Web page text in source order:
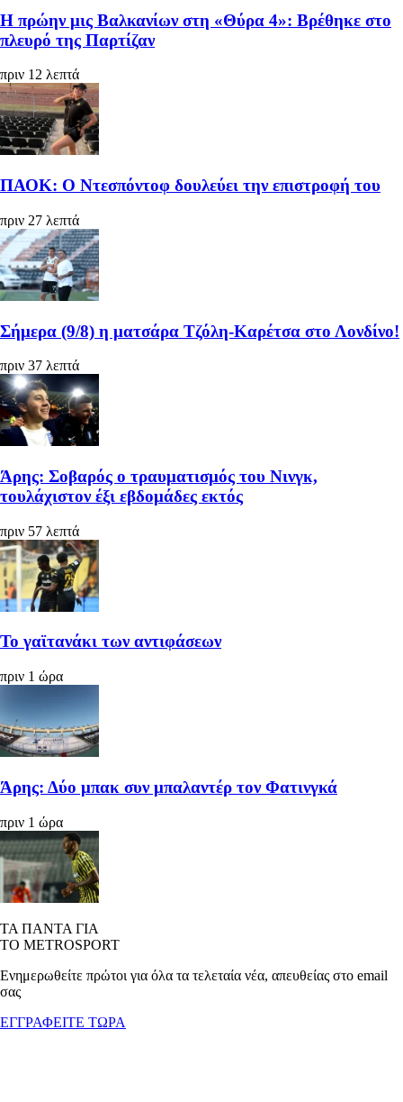
Η πρώην μις Βαλκανίων στη «Θύρα 4»: Βρέθηκε στο
πλευρό της Παρτίζαν
πριν 12 λεπτά
ΠΑΟΚ: Ο Ντεσπόντοφ δουλεύει την επιστροφή του
πριν 27 λεπτά
Σήμερα (9/8) η ματσάρα Τζόλη-Καρέτσα στο Λονδίνο!
πριν 37 λεπτά
Άρης: Σοβαρός ο τραυματισμός του Νινγκ,
τουλάχιστον έξι εβδομάδες εκτός
πριν 57 λεπτά
Το γαϊτανάκι των αντιφάσεων
πριν 1 ώρα
Άρης: Δύο μπακ συν μπαλαντέρ τον Φατινγκά
πριν 1 ώρα
ΤΑ ΠΑΝΤΑ ΓΙΑ
ΤΟ METROSPORT
Ενημερωθείτε πρώτοι για όλα τα τελεταία νέα, απευθείας στο email
σας
ΕΓΓΡΑΦΕΙΤΕ ΤΩΡΑ